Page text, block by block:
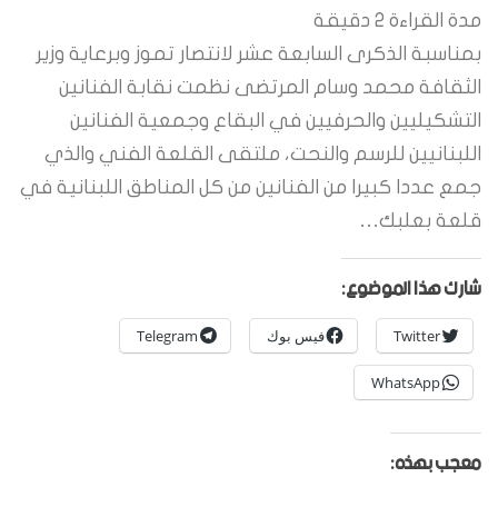
مدة القراءة 2 دقيقة
بمناسبة الذكرى السابعة عشر لانتصار تموز وبرعاية وزير
الثقافة محمد وسام المرتضى نظمت نقابة الفنانين
التشكيليين والحرفيين في البقاع وجمعية الفنانين
اللبنانيين للرسم والنحت، ملتقى القلعة الفني والذي
جمع عددا كبيرا من الفنانين من كل المناطق اللبنانية في
قلعة بعلبك…
شارك هذا الموضوع:
Twitter فيس بوك Telegram
WhatsApp
معجب بهذه: